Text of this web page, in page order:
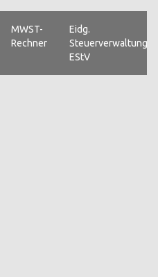
MWST-
Rechner
Eidg.
Steuerverwaltung
EStV